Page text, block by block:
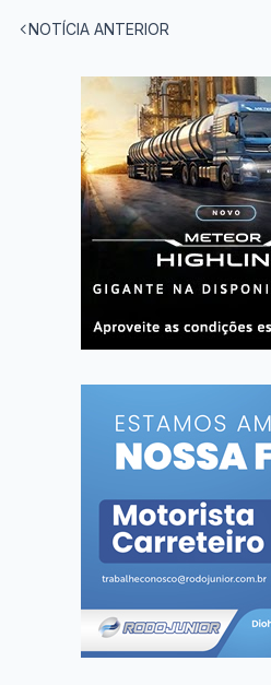
NOTÍCIA ANTERIOR